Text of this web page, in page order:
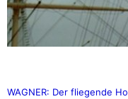
WAGNER: Der fliegende